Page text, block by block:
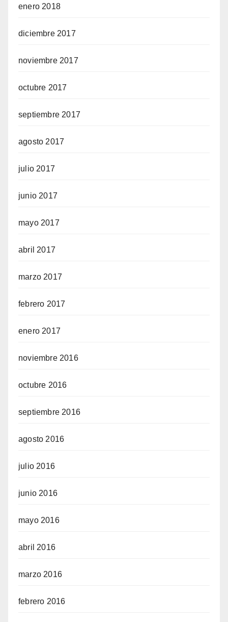
enero 2018
diciembre 2017
noviembre 2017
octubre 2017
septiembre 2017
agosto 2017
julio 2017
junio 2017
mayo 2017
abril 2017
marzo 2017
febrero 2017
enero 2017
noviembre 2016
octubre 2016
septiembre 2016
agosto 2016
julio 2016
junio 2016
mayo 2016
abril 2016
marzo 2016
febrero 2016